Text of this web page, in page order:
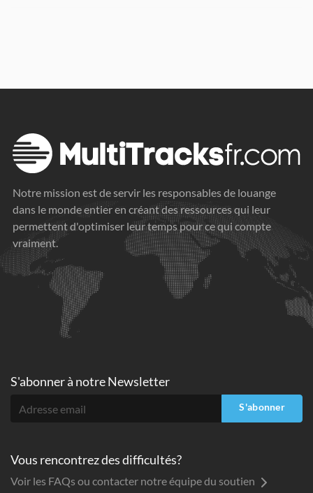
Notre mission est de servir les responsables de louange
dans le monde entier en créant des ressources qui leur
permettent d'optimiser leur temps pour ce qui compte
vraiment.
S'abonner à notre Newsletter
S'abonner
Vous rencontrez des difficultés?
Voir les FAQs ou contacter notre équipe du soutien